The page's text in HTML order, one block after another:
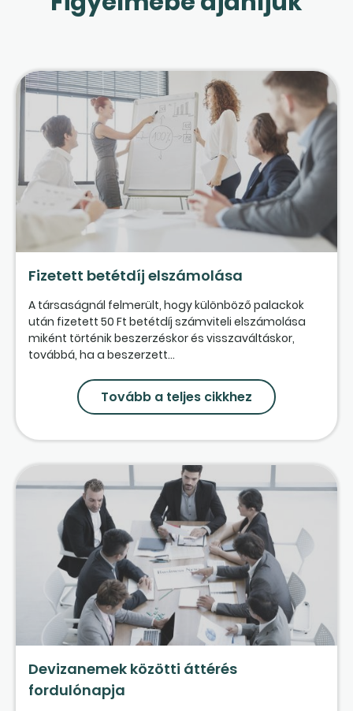
Fizetett betétdíj elszámolása
A társaságnál felmerült, hogy különböző palackok
után fizetett 50 Ft betétdíj számviteli elszámolása
miként történik beszerzéskor és visszaváltáskor,
továbbá, ha a beszerzett...
Tovább a teljes cikkhez
Devizanemek közötti áttérés
fordulónapja